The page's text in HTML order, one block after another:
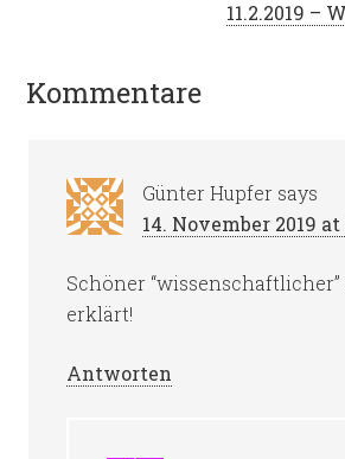
11.2.2019 –
Kommentare
Günter Hupfer says
14. November 2019 at
Schöner
erklärt!
Antworten